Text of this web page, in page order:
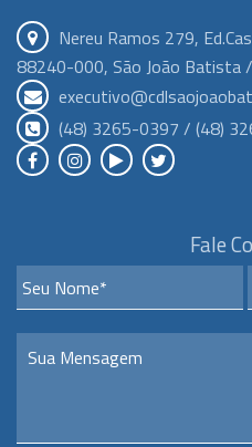
Nereu Ramos 279,
88240-000, São João Batista
(48) 3265-0397 / (48)
Fale